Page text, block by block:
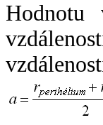
Hodnotu